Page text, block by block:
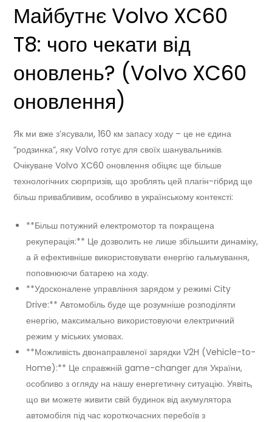
Майбутнє Volvo XC60
T8: чого чекати від
оновлень? (Volvo XC60
оновлення)
Як ми вже з’ясували, 160 км запасу ходу – це не єдина
“родзинка”, яку Volvo готує для своїх шанувальників.
Очікуване Volvo XC60 оновлення обіцяє ще більше
технологічних сюрпризів, що зроблять цей плагін-гібрид ще
більш привабливим, особливо в українському контексті:
**Більш потужний електромотор та покращена
рекуперація:** Це дозволить не лише збільшити динаміку,
а й ефективніше використовувати енергію гальмування,
поповнюючи батарею на ходу.
**Удосконалене управління зарядом у режимі City
Drive:** Автомобіль буде ще розумніше розподіляти
енергію, максимально використовуючи електричний
режим у міських умовах.
**Можливість двонаправленої зарядки V2H (Vehicle-to-
Home):** Це справжній game-changer для України,
особливо з огляду на нашу енергетичну ситуацію. Уявіть,
що ви можете живити свій будинок від акумулятора
автомобіля під час короткочасних перебоїв з